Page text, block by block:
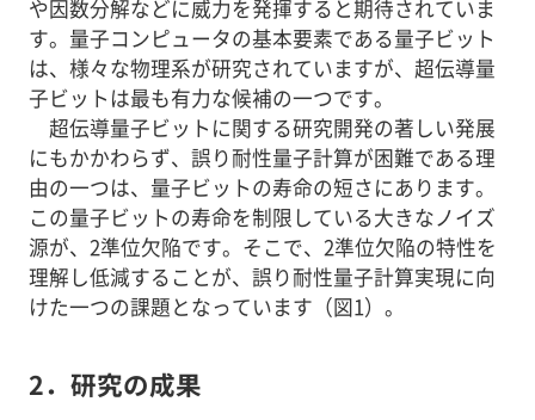
や因数分解などに威力を発揮すると期待されていま
す。量子コンピュータの基本要素である量子ビット
は、様々な物理系が研究されていますが、超伝導量
子ビットは最も有力な候補の一つです。
超伝導量子ビットに関する研究開発の著しい発展
にもかかわらず、誤り耐性量子計算が困難である理
由の一つは、量子ビットの寿命の短さにあります。
この量子ビットの寿命を制限している大きなノイズ
源が、2準位欠陥です。そこで、2準位欠陥の特性を
理解し低減することが、誤り耐性量子計算実現に向
けた一つの課題となっています（図1）。
2．研究の成果